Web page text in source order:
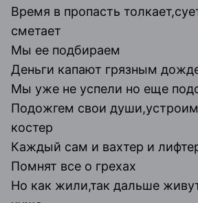
Время в пропасть
сметает
Мы ее подбираем
Деньги капают грязным
Мы уже не успели но еще
Подожгем свои
костер
Каждый сам и вахтер и
Помнят все о грехах
Но как жили,так дальше